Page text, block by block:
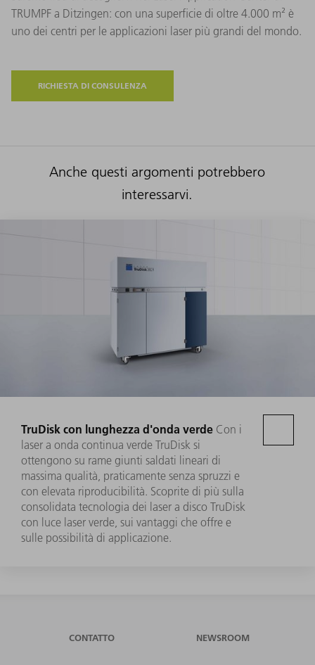
TRUMPF a Ditzingen: con una superficie di oltre 4.000 m² è
uno dei centri per le applicazioni laser più grandi del mondo.
RICHIESTA DI CONSULENZA
Anche questi argomenti potrebbero
interessarvi.
TruDisk con lunghezza d'onda verde Con i
laser a onda continua verde TruDisk si
ottengono su rame giunti saldati lineari di
massima qualità, praticamente senza spruzzi e
con elevata riproducibilità. Scoprite di più sulla
consolidata tecnologia dei laser a disco TruDisk
con luce laser verde, sui vantaggi che offre e
sulle possibilità di applicazione.
CONTATTO NEWSROOM